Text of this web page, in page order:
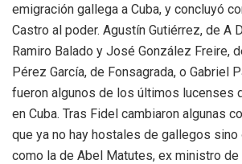
emigración gallega a Cuba, y concluyó
Castro al poder. Agustín Gutiérrez, de A
Ramiro Balado y José González Freire,
Pérez García, de Fonsagrada, o Gabriel
fueron algunos de los últimos lucenses
en Cuba. Tras Fidel cambiaron algunas
que ya no hay hostales de gallegos sino
como la de Abel Matutes, ex ministro de